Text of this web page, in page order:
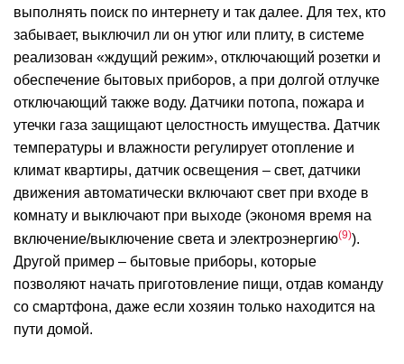
выполнять поиск по интернету и так далее. Для тех, кто
забывает, выключил ли он утюг или плиту, в системе
реализован «ждущий режим», отключающий розетки и
обеспечение бытовых приборов, а при долгой отлучке
отключающий также воду. Датчики потопа, пожара и
утечки газа защищают целостность имущества. Датчик
температуры и влажности регулирует отопление и
климат квартиры, датчик освещения – свет, датчики
движения автоматически включают свет при входе в
комнату и выключают при выходе (экономя время на
включение/выключение света и электроэнергию 9 ).
Другой пример – бытовые приборы, которые
позволяют начать приготовление пищи, отдав команду
со смартфона, даже если хозяин только находится на
пути домой.